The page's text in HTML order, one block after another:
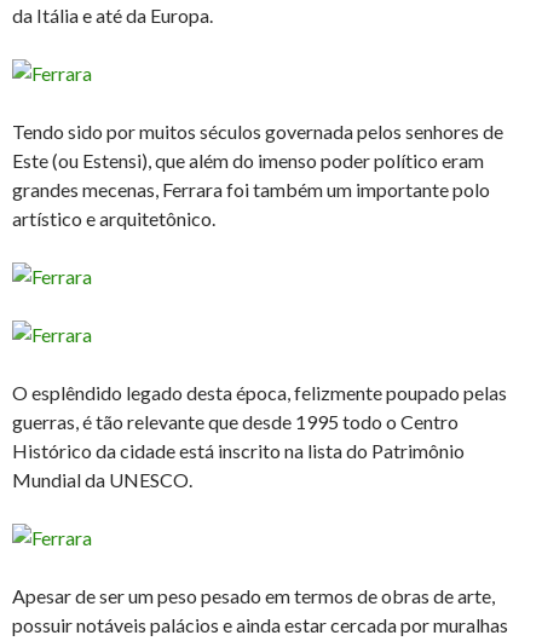
da Itália e até da Europa.
Tendo sido por muitos séculos governada pelos senhores de
Este (ou Estensi), que além do imenso poder político eram
grandes mecenas, Ferrara foi também um importante polo
artístico e arquitetônico.
O esplêndido legado desta época, felizmente poupado pelas
guerras, é tão relevante que desde 1995 todo o Centro
Histórico da cidade está inscrito na lista do Patrimônio
Mundial da UNESCO.
Apesar de ser um peso pesado em termos de obras de arte,
possuir notáveis palácios e ainda estar cercada por muralhas